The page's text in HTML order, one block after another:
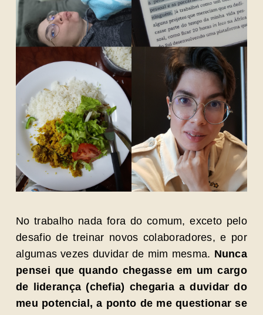
No trabalho nada fora do comum, exceto pelo
desafio de treinar novos colaboradores, e por
algumas vezes duvidar de mim mesma. Nunca
pensei que quando chegasse em um cargo
de liderança (chefia) chegaria a duvidar do
meu potencial, a ponto de me questionar se